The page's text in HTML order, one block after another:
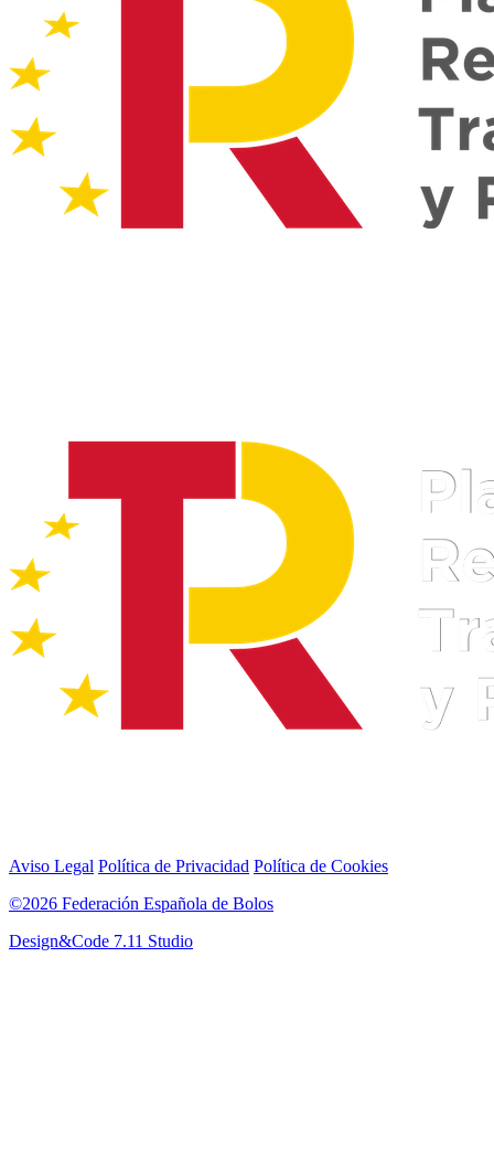
Aviso Legal Política de Privacidad Política de Cookies
©2026 Federación Española de Bolos
Design&Code 7.11 Studio